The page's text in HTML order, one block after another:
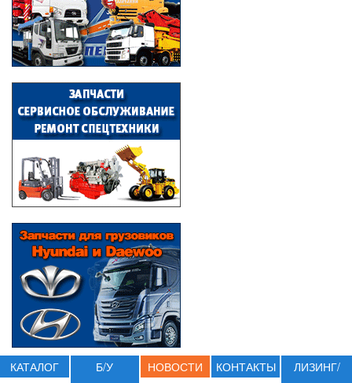
КАТАЛОГ
Б/У
НОВОСТИ КОНТАКТЫ
ЛИЗИНГ/